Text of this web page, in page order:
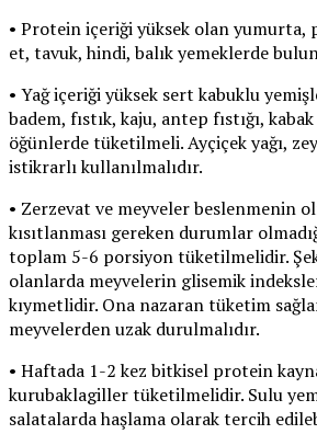
• Protein içeriği yüksek olan yumurta,
et, tavuk, hindi, balık yemeklerde
• Yağ içeriği yüksek sert kabuklu
badem, fıstık, kaju, antep fıstığı,
öğünlerde tüketilmeli. Ayçiçek yağı,
istikrarlı kullanılmalıdır.
• Zerzevat ve meyveler beslenmenin
kısıtlanması gereken durumlar
toplam 5-6 porsiyon tüketilmelidir.
olanlarda meyvelerin glisemik
kıymetlidir. Ona nazaran tüketim
meyvelerden uzak durulmalıdır.
• Haftada 1-2 kez bitkisel protein
kurubaklagiller tüketilmelidir. Sulu
salatalarda haşlama olarak tercih